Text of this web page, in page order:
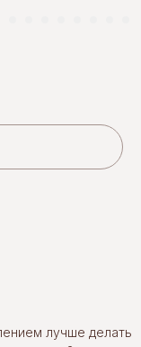
лучше делать